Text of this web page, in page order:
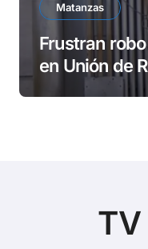
Matanzas
Frustran
en Unión de